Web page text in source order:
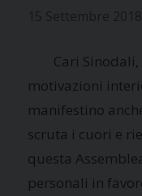
Cari Sinodali,
motivazioni
manifestino
scruta i cuori e
questa
personali in